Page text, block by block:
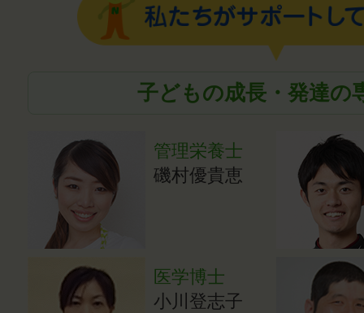
子どもの成長・発達の
管理栄養士
磯村優貴恵
医学博士
小川登志子